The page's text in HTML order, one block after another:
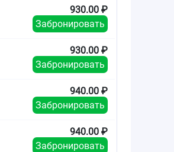
930.00 ₽
Забронировать
930.00 ₽
Забронировать
940.00 ₽
Забронировать
940.00 ₽
Забронировать